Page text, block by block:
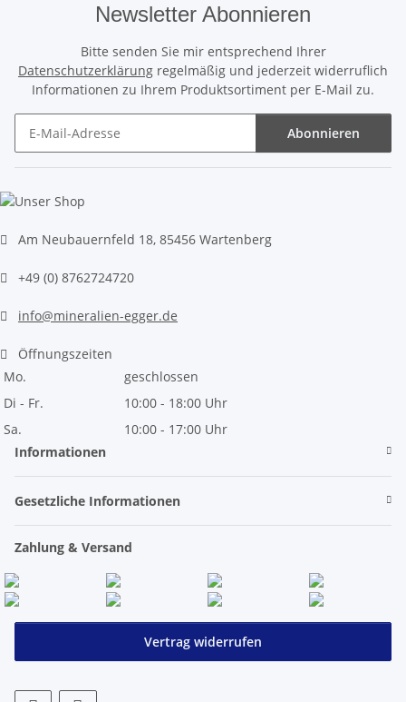
Newsletter Abonnieren
Bitte senden Sie mir entsprechend Ihrer
Datenschutzerklärung regelmäßig und jederzeit widerruflich
Informationen zu Ihrem Produktsortiment per E-Mail zu.
Abonnieren
Am Neubauernfeld 18, 85456 Wartenberg
+49 (0) 8762724720
info@mineralien-egger.de
Öffnungszeiten
Mo.
geschlossen
Di - Fr.
10:00 - 18:00 Uhr
Sa.
10:00 - 17:00 Uhr
Informationen
Gesetzliche Informationen
Zahlung & Versand
Vertrag widerrufen